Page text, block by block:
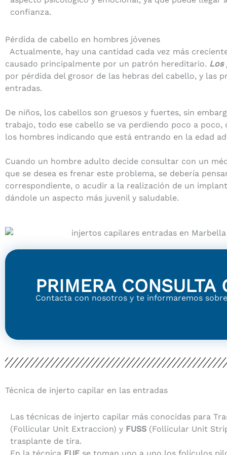
confianza.
Pérdida de cabello en hombres jóvenes
Actualmente, hay una cantidad cada vez más
causado principalmente por un patrón hereditario. Los
por pérdida del grosor de las hebras del cabello, y las
entradas.
De niños, los cabellos son gruesos y fuertes, sin
trabajo, todo ese cabello se va perdiendo poco a
los hombres indicando que está entrando en la edad
Cuando un hombre adulto decide consultar con un
que se desea es frenar este problema, se debería
correspondiente, o acudir a la realización de un
dándole un aspecto más juvenil y saludable.
PRIMERA CONSULTA
Contacta con nosotros y te informaremos sobre
Técnica de injerto capilar en las entradas
Las técnicas de injerto capilar más conocidas para
(Follicular Unit Extraccion) y FUSS (Follicular Unit
trasplante de tira.